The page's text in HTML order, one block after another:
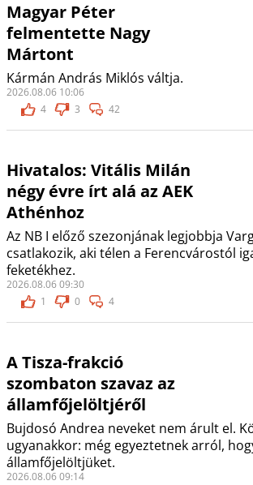
Magyar Péter
felmentette Nagy
Mártont
Kármán András Miklós váltja.
2026.08.06 10:06
4
3 42
Hivatalos: Vitális Milán
négy évre írt alá az AEK
Athénhoz
Az NB I előző szezonjának legjobbja
csatlakozik, aki télen a Ferencvárostól
feketékhez.
2026.08.06 09:30
1
0 4
A Tisza-frakció
szombaton szavaz az
államfőjelöltjéről
Bujdosó Andrea neveket nem árult el.
ugyanakkor: még egyeztetnek arról,
államfőjelöltjüket.
2026.08.06 09:14